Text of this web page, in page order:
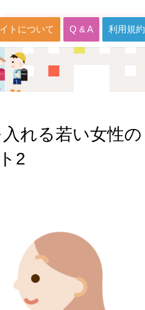
トについて Q & A 利用規約
れる若い女性の
2